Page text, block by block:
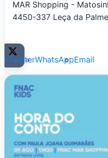
MAR Shopping -
4450-337 Leça da
TwitterWhatsAppEmail